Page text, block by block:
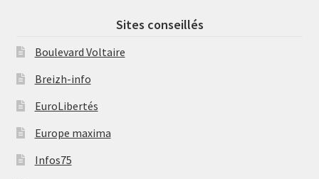
Sites conseillés
Boulevard Voltaire
Breizh-info
EuroLibertés
Europe maxima
Infos75